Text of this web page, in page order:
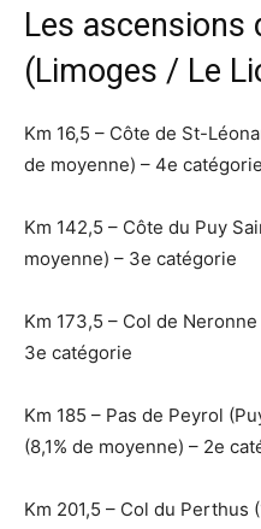
Les ascensions
(Limoges / Le
Km 16,5 – Côte de St-
de moyenne) – 4e catégorie
Km 142,5 – Côte du Puy
moyenne) – 3e catégorie
Km 173,5 – Col de
3e catégorie
Km 185 – Pas de Peyrol
(8,1% de moyenne) – 2e
Km 201,5 – Col du Perthus